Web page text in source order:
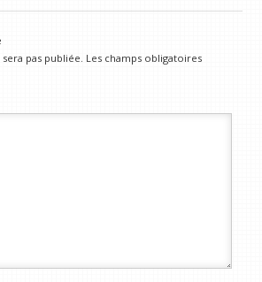
pas publiée. Les champs obligatoires